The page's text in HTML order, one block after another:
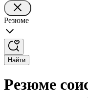
Резюме
Найти
Резюме